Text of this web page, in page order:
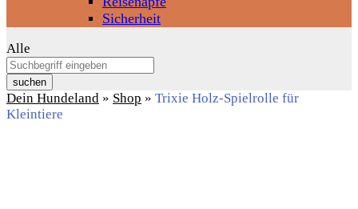
Sicherheit
Alle
suchen
Dein Hundeland » Shop » Trixie Holz-Spielrolle für
Kleintiere